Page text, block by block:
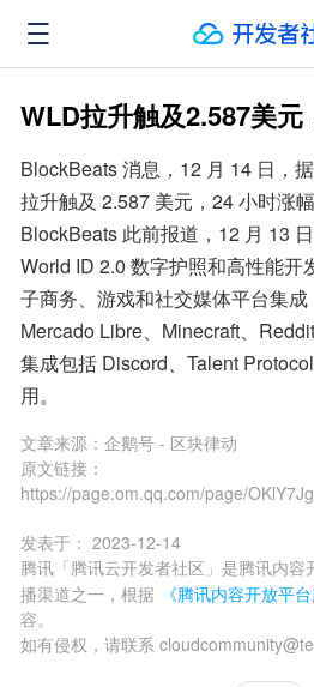
WLD拉升触及2.587美元
BlockBeats 消息，12 月 14 日，
拉升触及 2.587 美元，24 小时涨幅
BlockBeats 此前报道，12 月 13
World ID 2.0 数字护照和高性能开
子商务、游戏和社交媒体平台集成
Mercado Libre、Minecraft、
集成包括 Discord、Talent
用。
文章来源： 企鹅号 - 区块律动
原文链接：
https://page.om.qq.com/page/
发表于： 2023-12-14
腾讯「腾讯云开发者社区」是腾讯内
播渠道之一，根据
《腾讯内容开放平
容。
如有侵权，请联系